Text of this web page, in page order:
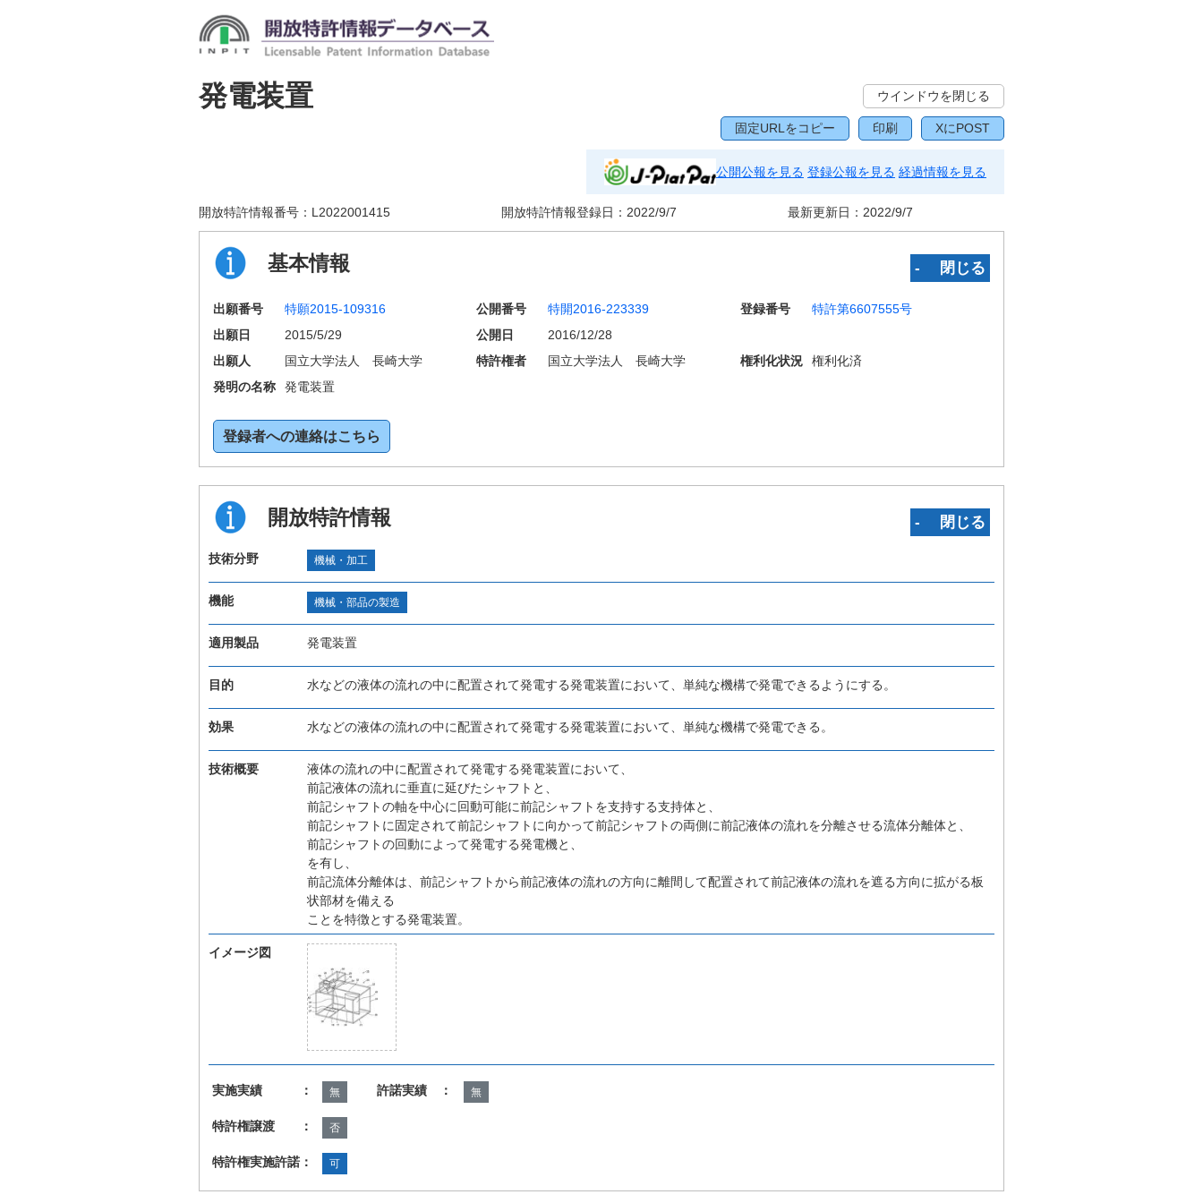
発電装置 ウインドウを閉じる
固定URLをコピー 印刷 XにPOST
公開公報を見る 登録公報を見る 経過情報を見る
開放特許情報番号： L2022001415 開放特許情報登録日： 2022/9/7 最新更新日： 2022/9/7
基本情報 ‐ 閉じる
出願番号 特願2015-109316 公開番号 特開2016-223339 登録番号
特許第6607555号
出願日
2015/5/29 公開日
2016/12/28
出願人
国立大学法人 長崎大学 特許権者 国立大学法人 長崎大学 権利化状況
権利化済
発明の名称
発電装置
登録者への連絡はこちら
開放特許情報 ‐ 閉じる
技術分野 機械・加工
機能 機械・部品の製造
適用製品 発電装置
目的 水などの液体の流れの中に配置されて発電する発電装置において、単純な機構で発電できるようにする。
効果 水などの液体の流れの中に配置されて発電する発電装置において、単純な機構で発電できる。
技術概要
液体の流れの中に配置されて発電する発電装置において、
前記液体の流れに垂直に延びたシャフトと、
前記シャフトの軸を中心に回動可能に前記シャフトを支持する支持体と、
前記シャフトに固定されて前記シャフトに向かって前記シャフトの両側に前記液体の流れを分離させる流体分離体と、
前記シャフトの回動によって発電する発電機と、
を有し、
前記流体分離体は、前記シャフトから前記液体の流れの方向に離間して配置されて前記液体の流れを遮る方向に拡がる板
状部材を備える
ことを特徴とする発電装置。
イメージ図
実施実績 ： 無 許諾実績 ： 無
特許権譲渡 ： 否
特許権実施許諾： 可